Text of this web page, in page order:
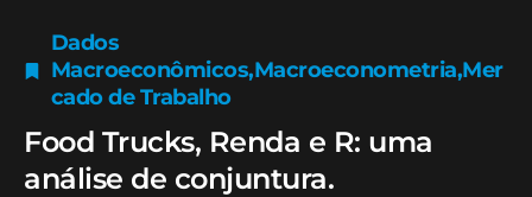
Dados
Macroeconômicos,Macroeconometria,Mer
cado de Trabalho
Food Trucks, Renda e R: uma
análise de conjuntura.